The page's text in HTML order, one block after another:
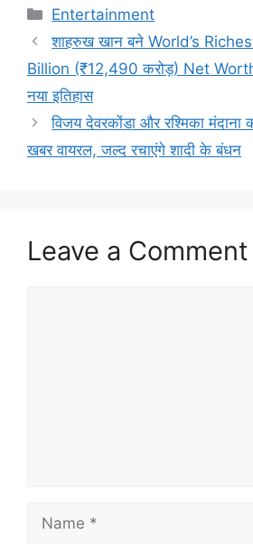
Categories
Entertainment
शाहरुख खान बने World’s
Billion (₹12,490 करोड़) Net Worth
नया इतिहास
विजय देवरकोंडा और रश्मिका मंदाना
खबर वायरल, जल्द रचाएंगे शादी के बंधन
Leave a Comment